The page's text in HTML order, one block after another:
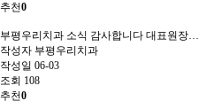
추천0
부평우리치과 소식 감사합니다 대표원장…
작성자 부평우리치과
작성일 06-03
조회 108
추천0